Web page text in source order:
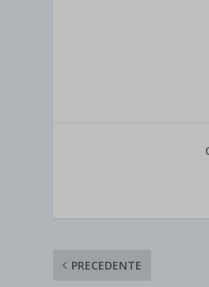
PRECEDENTE